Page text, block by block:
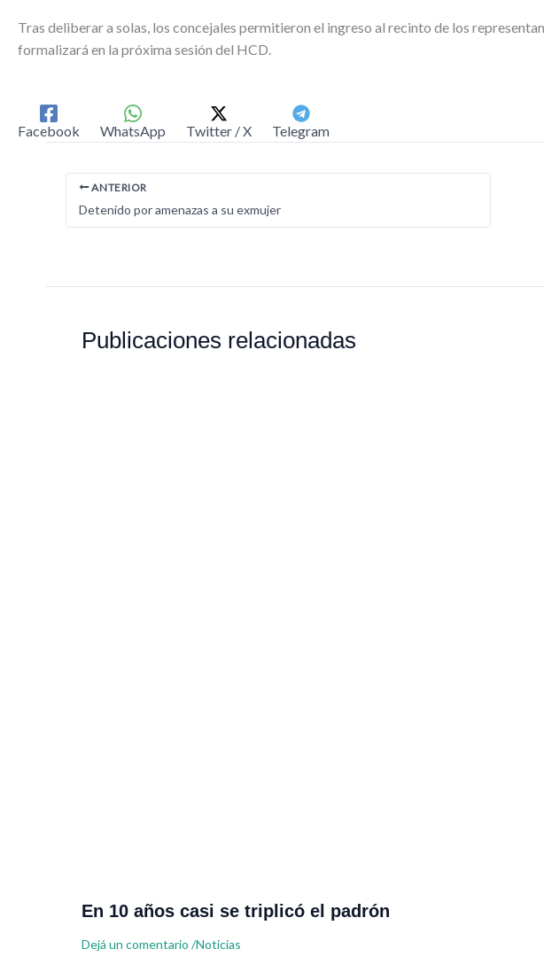
Tras deliberar a solas, los concejales permitieron el ingreso al recinto de los
formalizará en la próxima sesión del HCD.
Facebook WhatsApp Twitter / X Telegram
ANTERIOR
Detenido por amenazas a su exmujer
Publicaciones relacionadas
En 10 años casi se triplicó el padrón
Dejá un comentario /Noticias